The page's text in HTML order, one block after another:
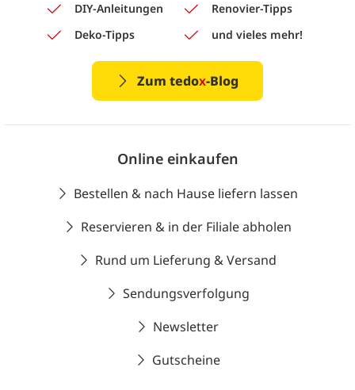
DIY-Anleitungen
Renovier-Tipps
Deko-Tipps
und vieles mehr!
Zum tedox-Blog
Online einkaufen
Bestellen & nach Hause liefern lassen
Reservieren & in der Filiale abholen
Rund um Lieferung & Versand
Sendungsverfolgung
Newsletter
Gutscheine